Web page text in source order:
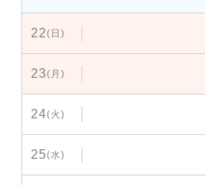
22(日)
23(月)
24(火)
25(水)